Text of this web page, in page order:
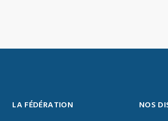
LA FÉDÉRATION NOS